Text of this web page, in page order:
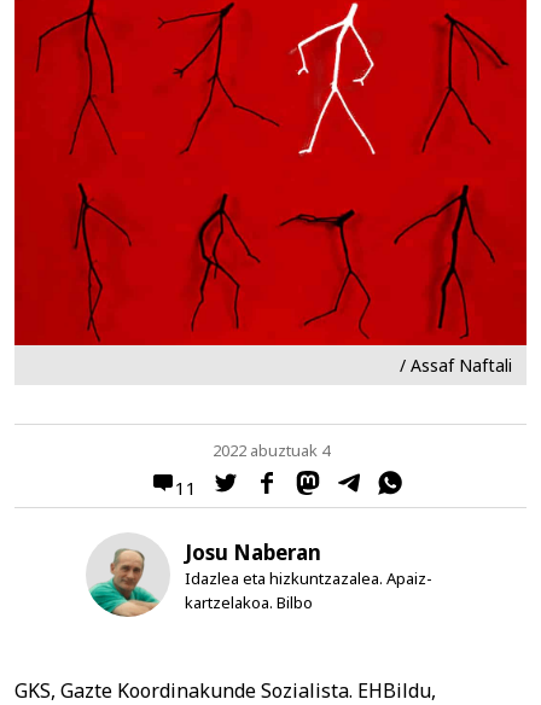
/ Assaf Naftali
11
2022 abuztuak 4
Josu Naberan
Idazlea eta hizkuntzazalea. Apaiz-
kartzelakoa. Bilbo
GKS, Gazte Koordinakunde Sozialista. EHBildu,